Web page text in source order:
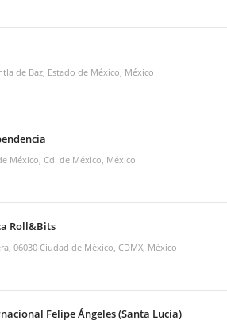
de Baz, Estado de México, México
México, Cd. de México, México
Roll&Bits
06030 Ciudad de México, CDMX, México
Felipe Ángeles (Santa Lucía)